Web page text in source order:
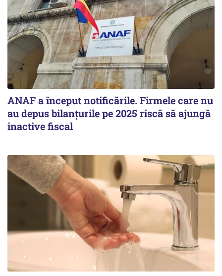
ANAF a început notificările. Firmele care nu
au depus bilanțurile pe 2025 riscă să ajungă
inactive fiscal